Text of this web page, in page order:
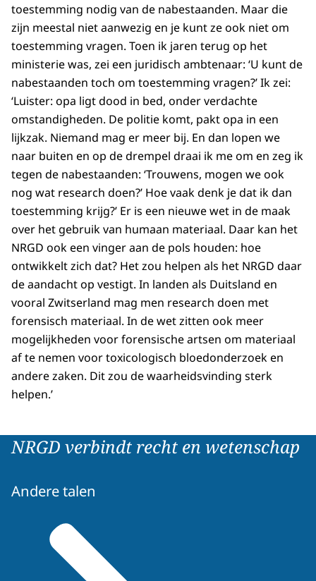
toestemming nodig van de nabestaanden. Maar die
zijn meestal niet aanwezig en je kunt ze ook niet om
toestemming vragen. Toen ik jaren terug op het
ministerie was, zei een juridisch ambtenaar: ‘U kunt de
nabestaanden toch om toestemming vragen?’ Ik zei:
‘Luister: opa ligt dood in bed, onder verdachte
omstandigheden. De politie komt, pakt opa in een
lijkzak. Niemand mag er meer bij. En dan lopen we
naar buiten en op de drempel draai ik me om en zeg ik
tegen de nabestaanden: ‘Trouwens, mogen we ook
nog wat research doen?’ Hoe vaak denk je dat ik dan
toestemming krijg?’ Er is een nieuwe wet in de maak
over het gebruik van humaan materiaal. Daar kan het
NRGD ook een vinger aan de pols houden: hoe
ontwikkelt zich dat? Het zou helpen als het NRGD daar
de aandacht op vestigt. In landen als Duitsland en
vooral Zwitserland mag men research doen met
forensisch materiaal. In de wet zitten ook meer
mogelijkheden voor forensische artsen om materiaal
af te nemen voor toxicologisch bloedonderzoek en
andere zaken. Dit zou de waarheidsvinding sterk
helpen.’
NRGD verbindt recht en wetenschap
Andere talen